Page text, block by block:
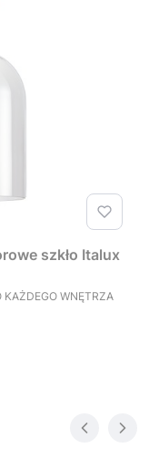
szkło Italux
KAŻDEGO WNĘTRZA